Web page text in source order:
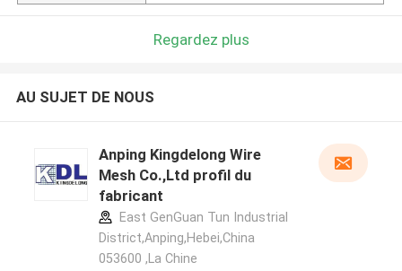
Regardez plus
AU SUJET DE NOUS
Anping Kingdelong Wire
Mesh Co.,Ltd profil du
fabricant
East GenGuan Tun Industrial
District,Anping,Hebei,China
053600 ,La Chine